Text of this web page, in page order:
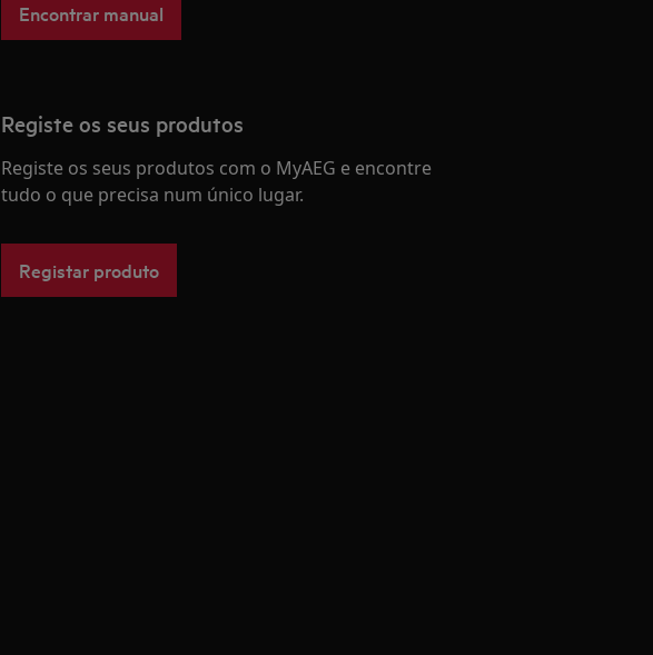
Encontrar manual
Registe os seus produtos
Registe os seus produtos com o MyAEG e encontre
tudo o que precisa num único lugar.
Registar produto